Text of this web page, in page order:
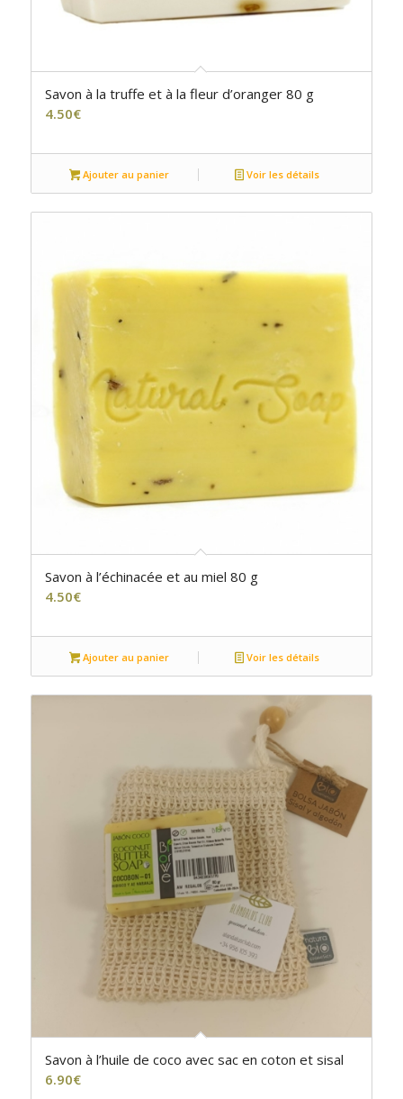
Savon à la truffe et à la fleur d’oranger 80 g
4.50€
Ajouter au panier Voir les détails
Savon à l’échinacée et au miel 80 g
4.50€
Ajouter au panier Voir les détails
Savon à l’huile de coco avec sac en coton et sisal
6.90€